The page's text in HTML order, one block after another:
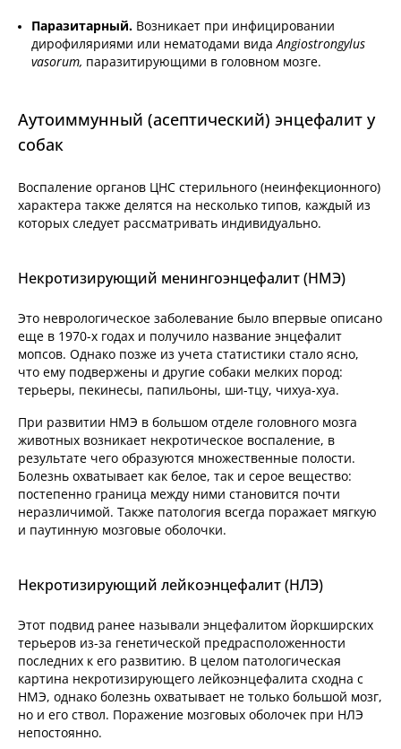
Паразитарный. Возникает при инфицировании
дирофиляриями или нематодами видаAngiostrongylus
vasorum, паразитирующими в головном мозге.
Аутоиммунный (асептический) энцефалит у
собак
Воспаление органов ЦНС стерильного (неинфекционного)
характера также делятся на несколько типов, каждый из
которых следует рассматривать индивидуально.
Некротизирующий менингоэнцефалит (НМЭ)
Это неврологическое заболевание было впервые описано
еще в 1970-х годах и получило название энцефалит
мопсов. Однако позже из учета статистики стало ясно,
что ему подвержены и другие собаки мелких пород:
терьеры, пекинесы, папильоны, ши-тцу, чихуа-хуа.
При развитии НМЭ в большом отделе головного мозга
животных возникает некротическое воспаление, в
результате чего образуются множественные полости.
Болезнь охватывает как белое, так и серое вещество:
постепенно граница между ними становится почти
неразличимой. Также патология всегда поражает мягкую
и паутинную мозговые оболочки.
Некротизирующий лейкоэнцефалит (НЛЭ)
Этот подвид ранее называли энцефалитом йоркширских
терьеров из-за генетической предрасположенности
последних к его развитию. В целом патологическая
картина некротизирующего лейкоэнцефалита сходна с
НМЭ, однако болезнь охватывает не только большой мозг,
но и его ствол. Поражение мозговых оболочек при НЛЭ
непостоянно.